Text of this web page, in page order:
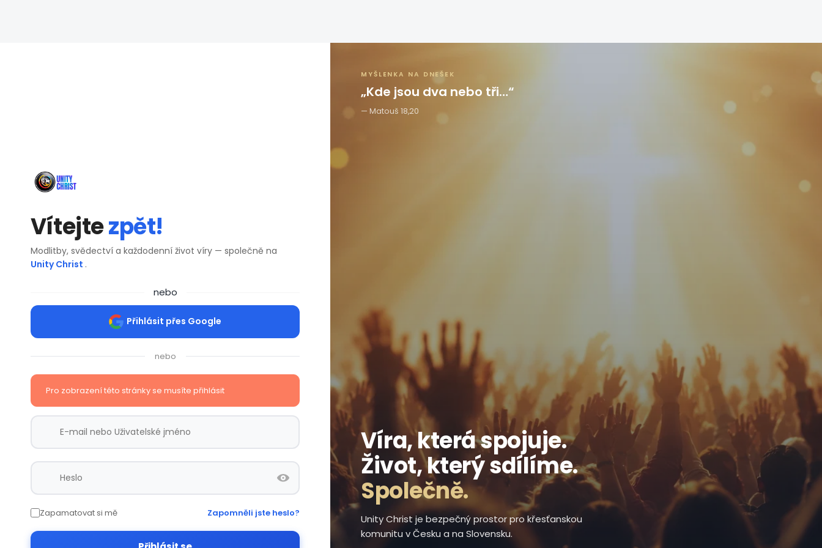
Vítejtezpět!
Modlitby, svědectví a každodenní život víry — společně na
Unity Christ .
nebo
Přihlásit přes Google
nebo
Pro zobrazení této stránky se musíte přihlásit
Zapamatovat si mě Zapomněli jste heslo?
Víra, která spojuje.
Život, který sdílíme.
Společně.
Unity Christ je bezpečný prostor pro křesťanskou
komunitu v Česku a na Slovensku.
MYŠLENKA NA DNEŠEK
„Kde jsou dva nebo tři…“
Matouš 18,20